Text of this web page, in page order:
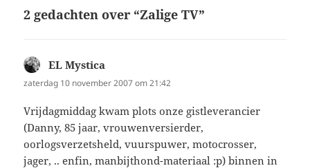
2 gedachten over “Zalige TV”
EL Mystica
zaterdag 10 november 2007 om 21:42
Vrijdagmiddag kwam plots onze gistleverancier
(Danny, 85 jaar, vrouwenversierder,
oorlogsverzetsheld, vuurspuwer, motocrosser,
jager, .. enfin, manbijthond-materiaal :p) binnen in